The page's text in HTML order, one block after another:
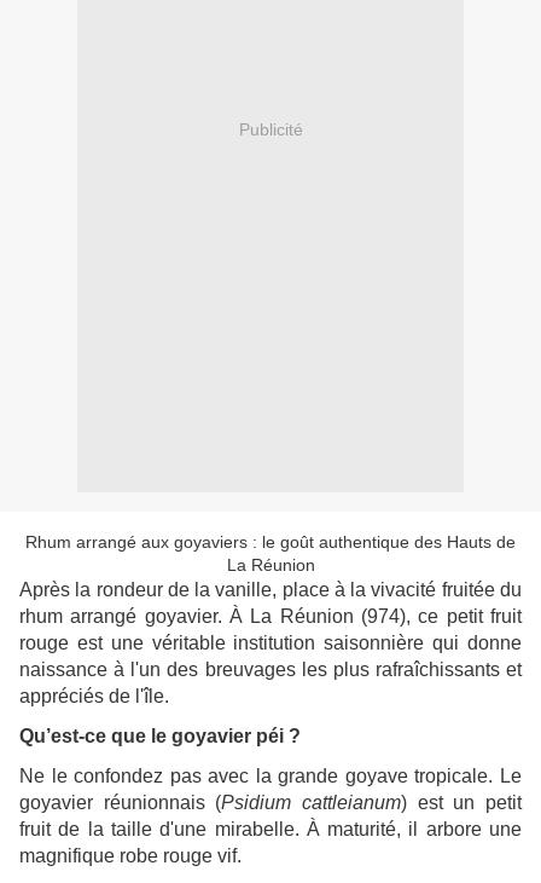
Publicité
Rhum arrangé aux goyaviers : le goût authentique des Hauts de
La Réunion
Après la rondeur de la vanille, place à la vivacité fruitée du
rhum arrangé goyavier. À La Réunion (974), ce petit fruit
rouge est une véritable institution saisonnière qui donne
naissance à l'un des breuvages les plus rafraîchissants et
appréciés de l'île.
Qu’est-ce que le goyavier péi ?
Ne le confondez pas avec la grande goyave tropicale. Le
goyavier réunionnais (Psidium cattleianum) est un petit
fruit de la taille d'une mirabelle. À maturité, il arbore une
magnifique robe rouge vif.